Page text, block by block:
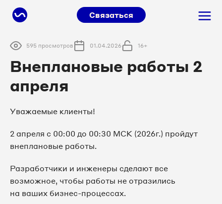
Связаться
595 просмотров 01.04.2026 16+
Внеплановые работы 2
апреля
Уважаемые клиенты!
2 апреля с 00:00 до 00:30 МСК (2026г.) пройдут
внеплановые работы.
Разработчики и инженеры сделают все
возможное, чтобы работы не отразились
на ваших бизнес-процессах.